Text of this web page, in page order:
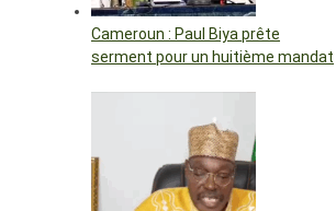
Cameroun : Paul Biya prête
serment pour un huitième mandat